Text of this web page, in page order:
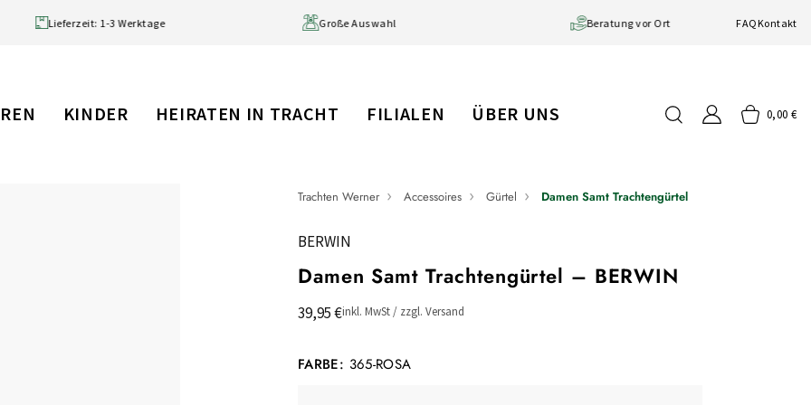
99 € (DE) Lieferzeit: 1-3 Werktage Beratung vor Ort
FAQ Kontakt
KINDER HEIRATEN IN TRACHT FILIALEN ÜBER UNS 0,00 €
Trachten Werner Accessoires Gürtel Damen Samt Trachtengürtel
BERWIN
Damen Samt Trachtengürtel – BERWIN
39,95 €inkl. MwSt / zzgl. Versand
FARBE: 365-ROSA